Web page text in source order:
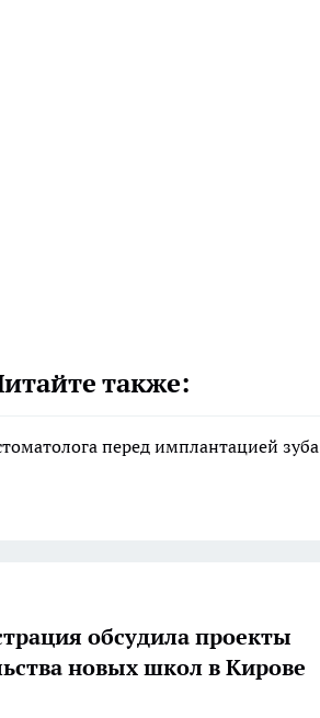
также:
перед имплантацией зуба
обсудила проекты
новых школ в Кирове